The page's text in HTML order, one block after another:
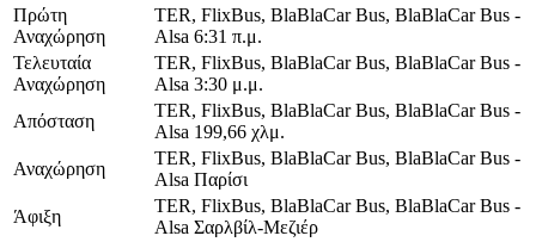
Πρώτη
Αναχώρηση
TER, FlixBus, BlaBlaCar Bus, BlaBlaCar Bus -
Alsa 6:31 π.μ.
Τελευταία
Αναχώρηση
TER, FlixBus, BlaBlaCar Bus, BlaBlaCar Bus -
Alsa 3:30 μ.μ.
Απόσταση
TER, FlixBus, BlaBlaCar Bus, BlaBlaCar Bus -
Alsa 199,66 χλμ.
Αναχώρηση
TER, FlixBus, BlaBlaCar Bus, BlaBlaCar Bus -
Alsa Παρίσι
Άφιξη
TER, FlixBus, BlaBlaCar Bus, BlaBlaCar Bus -
Alsa Σαρλβίλ-Μεζιέρ